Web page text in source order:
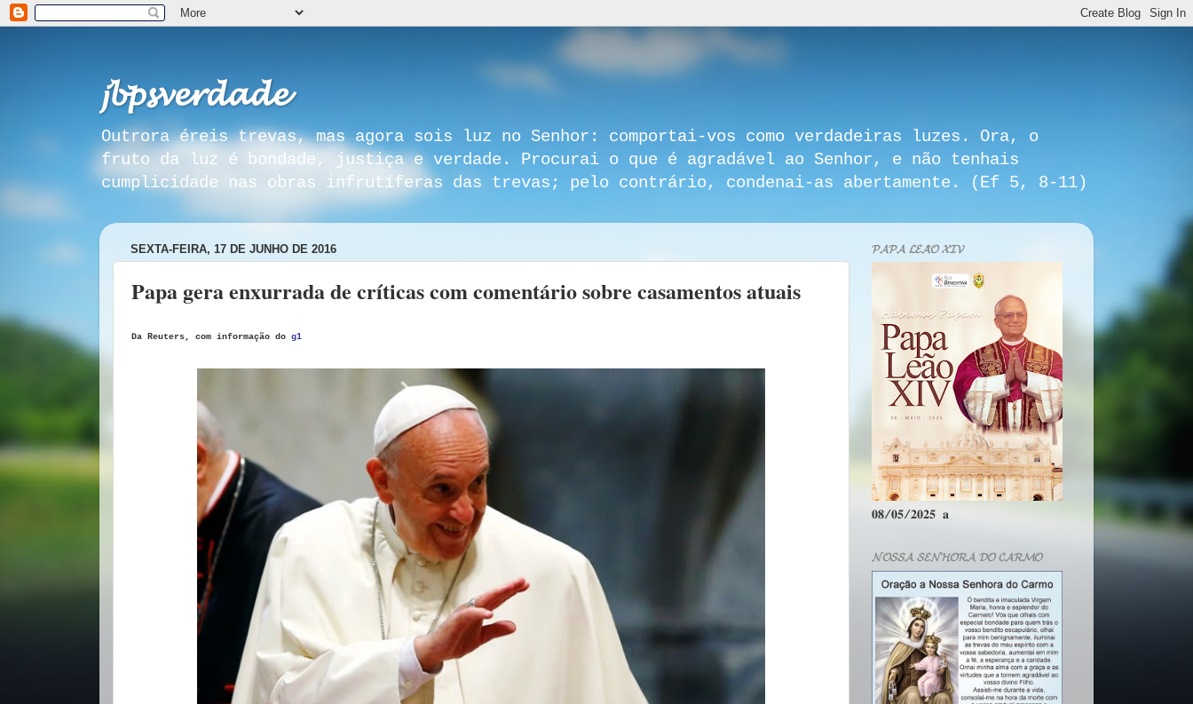
𝓳𝓫𝓹𝓼𝓿𝓮𝓻𝓭𝓪𝓭𝓮
Outrora éreis trevas, mas agora sois luz no Senhor: comportai-vos como verdadeiras luzes. Ora, o
fruto da luz é bondade, justiça e verdade. Procurai o que é agradável ao Senhor, e não tenhais
cumplicidade nas obras infrutíferas das trevas; pelo contrário, condenai-as abertamente. (Ef 5, 8-11)
SEXTA-FEIRA, 17 DE JUNHO DE 2016
Papa gera enxurrada de críticas com comentário sobre casamentos atuais
Da Reuters, com informação do g1
𝓟𝓐𝓟𝓐 𝓛𝓔𝓐̃𝓞 𝓧𝓘𝓥
𝟎𝟖/𝟎𝟓/𝟐𝟎𝟐𝟓 𝐚
𝓝𝓞𝓢𝓢𝓐 𝓢𝓔𝓝𝓗𝓞𝓡𝓐 𝓓𝓞 𝓒𝓐𝓡𝓜𝓞